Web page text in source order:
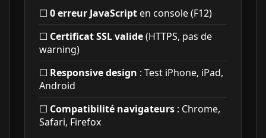
☐ 0 erreur JavaScript en console (F12)
☐ Certificat SSL valide(HTTPS, pas de
warning)
☐ Responsive design : Test iPhone, iPad,
Android
☐ Compatibilité navigateurs : Chrome,
Safari, Firefox